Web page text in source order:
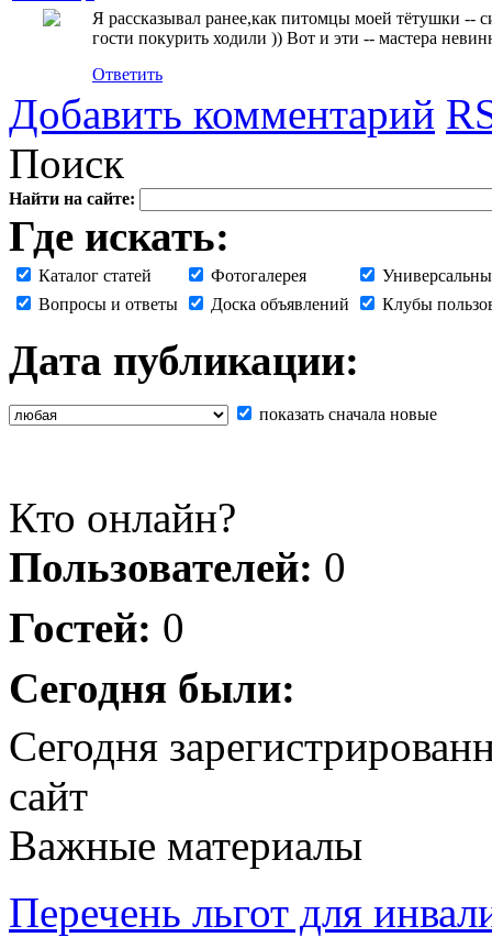
Я рассказывал ранее,как питомцы моей тётушки --
гости покурить ходили )) Вот и эти -- мастера
Ответить
Добавить комментарий
Поиск
Найти на сайте:
Где искать:
Каталог статей Фотогалерея
Вопросы и ответы
Доска объявлений Клубы
Дата публикации:
показать сначала новые
Кто онлайн?
Пользователей: 0
Гостей: 0
Сегодня были:
Сегодня
сайт
Важные материалы
Перечень льгот для